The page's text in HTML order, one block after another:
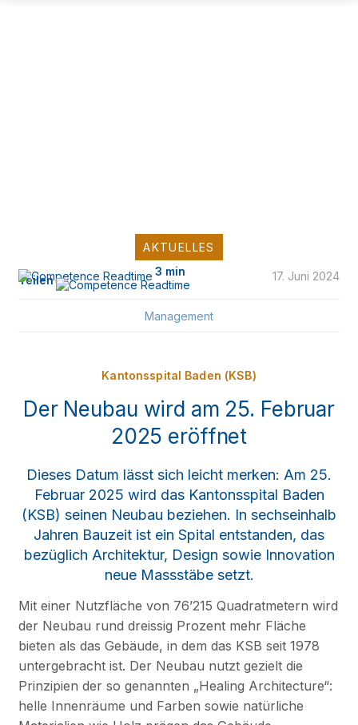
AKTUELLES
3 min
17. Juni 2024
Teilen
Management
Kantonsspital Baden (KSB)
Der Neubau wird am 25. Februar
2025 eröffnet
Dieses Datum lässt sich leicht merken: Am 25.
Februar 2025 wird das Kantonsspital Baden
(KSB) seinen Neubau beziehen. In sechseinhalb
Jahren Bauzeit ist ein Spital entstanden, das
bezüglich Architektur, Design sowie Innovation
neue Massstäbe setzt.
Mit einer Nutzfläche von 76’215 Quadratmetern wird
der Neubau rund dreissig Prozent mehr Fläche
bieten als das Gebäude, in dem das KSB seit 1978
untergebracht ist. Der Neubau nutzt gezielt die
Prinzipien der so genannten „Healing Architecture“:
helle Innenräume und Farben sowie natürliche